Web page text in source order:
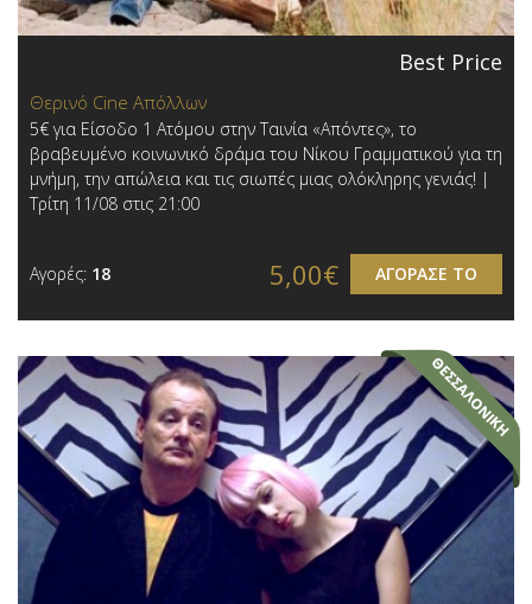
Best Price
Θερινό Cine Απόλλων
5€ για Είσοδο 1 Ατόμου στην Ταινία «Απόντες», το
βραβευμένο κοινωνικό δράμα του Νίκου Γραμματικού για τη
μνήμη, την απώλεια και τις σιωπές μιας ολόκληρης γενιάς! |
Τρίτη 11/08 στις 21:00
Αγορές: 18 ΑΓΟΡΑΣΕ ΤΟ
5,00€